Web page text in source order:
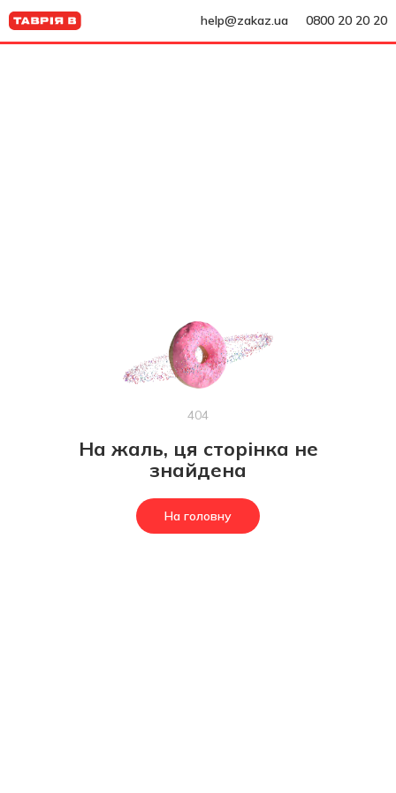
help@zakaz.ua 0800 20 20 20
404
На жаль, ця сторінка не
знайдена
На головну